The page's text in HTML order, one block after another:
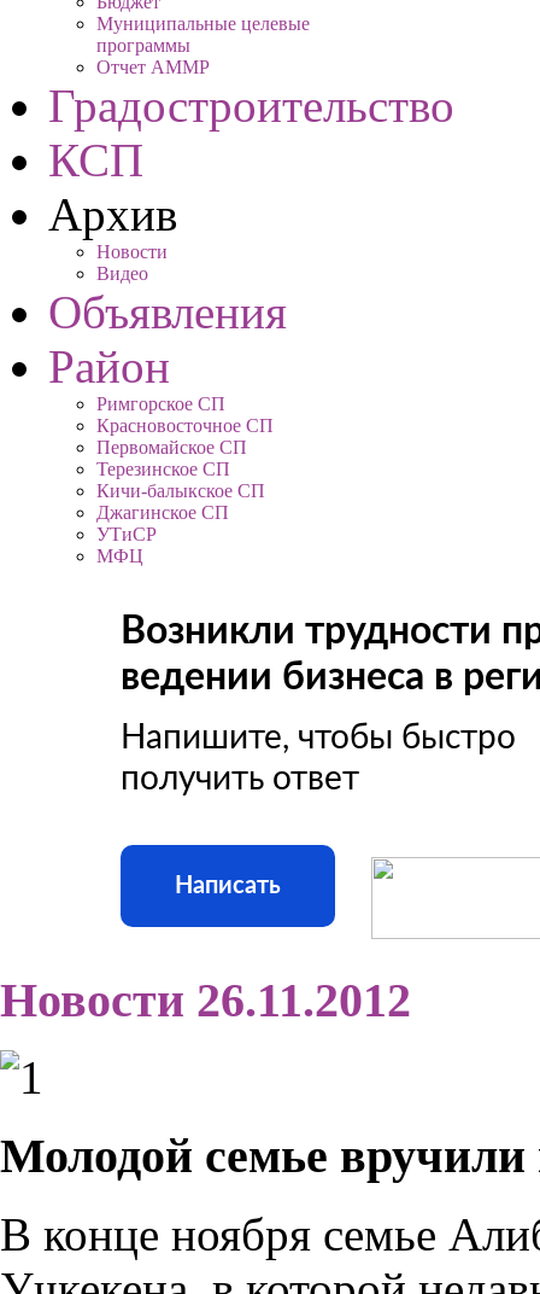
Муниципальные целевые
программы
Отчет АММР
Градостроительство
КСП
Архив
Новости
Видео
Объявления
Район
Римгорское СП
Красновосточное СП
Первомайское СП
Терезинское СП
Кичи-балыкское СП
Джагинское СП
УТиСР
МФЦ
Возникли трудности
ведении бизнеса в
Напишите, чтобы быстро
получить ответ
Написать
Новости 26.11.2012
Молодой семье
В конце ноября семье